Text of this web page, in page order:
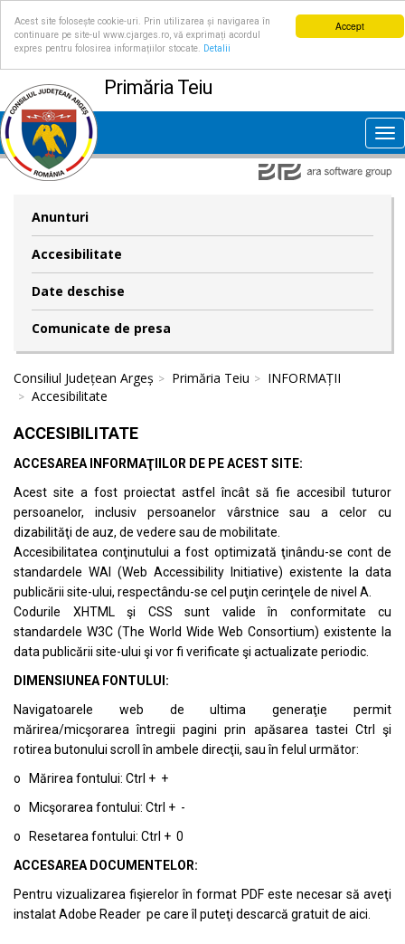
Accept
Acest site folosește cookie-uri. Prin utilizarea și navigarea în
continuare pe site-ul www.cjarges.ro, vă exprimați acordul
expres pentru folosirea informațiilor stocate.
Detalii
Primăria Teiu
Anunturi
Accesibilitate
Date deschise
Comunicate de presa
Consiliul Județean Argeș Primăria Teiu
INFORMAȚII
Accesibilitate
ACCESIBILITATE
ACCESAREA INFORMAŢIILOR DE PE ACEST SITE:
Acest site a fost proiectat astfel încât să fie accesibil tuturor
persoanelor, inclusiv persoanelor vârstnice sau a celor cu
dizabilităţi de auz, de vedere sau de mobilitate.
Accesibilitatea conţinutului a fost optimizată ţinându-se cont de
standardele WAI (Web Accessibility Initiative) existente la data
publicării site-ului, respectându-se cel puţin cerinţele de nivel A.
Codurile XHTML şi CSS sunt valide în conformitate cu
standardele W3C (The World Wide Web Consortium) existente la
data publicării site-ului şi vor fi verificate şi actualizate periodic.
DIMENSIUNEA FONTULUI:
Navigatoarele web de ultima generaţie permit
mărirea/micşorarea întregii pagini prin apăsarea tastei Ctrl şi
rotirea butonului scroll în ambele direcţii, sau în felul următor:
o Mărirea fontului: Ctrl + +
o Micşorarea fontului: Ctrl + -
o Resetarea fontului: Ctrl + 0
ACCESAREA DOCUMENTELOR:
Pentru vizualizarea fişierelor în format PDF este necesar să aveţi
instalat Adobe Reader pe care îl puteţi descarcă gratuit de aici.